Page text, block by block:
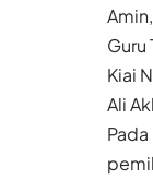
Guru
Kiai
Ali